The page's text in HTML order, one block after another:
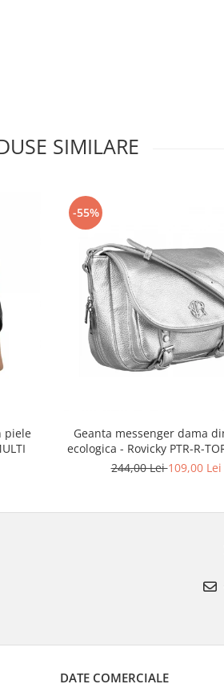
SIMILARE
piele
-55%
Geanta messenger dama
ecologica - Rovicky PTR-R-
3776 SIL
244,00 Lei109,00 Lei
DATE COMERCIALE